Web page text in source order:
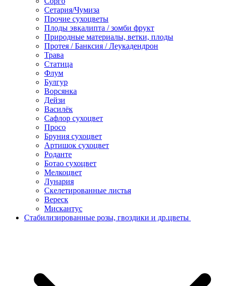
Сетария/Чумиза
Прочие сухоцветы
Плоды эвкалипта / зомби фрукт
Природные материалы, ветки, плоды
Протея / Банксия / Леукадендрон
Трава
Статица
Флум
Булгур
Ворсянка
Дейзи
Василёк
Сафлор сухоцвет
Просо
Бруния сухоцвет
Артишок сухоцвет
Роданте
Ботао сухоцвет
Мелкоцвет
Лунария
Скелетированные листья
Вереск
Мискантус
Стабилизированные розы, гвоздики и др.цветы